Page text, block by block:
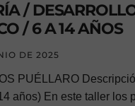
/
/ 6 A 14 AÑOS
DE 2025
PUÉLLARO
años) En este taller los